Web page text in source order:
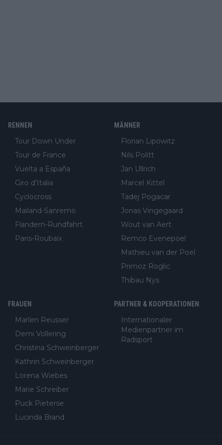
RENNEN
Tour Down Under
Tour de France
Vuelta a España
Giro d'Italia
Cyclocross
Mailand-Sanremo
Flandern-Rundfahrt
Paris-Roubaix
MÄNNER
Florian Lipowitz
Nils Politt
Jan Ullrich
Marcel Kittel
Tadej Pogacar
Jonas Vingegaard
Wout van Aert
Remco Evenepoel
Mathieu van der Poel
Primoz Roglic
Thibau Nys
FRAUEN
Marlen Reusser
Demi Vollering
Christina Schweinberger
Kathrin Schweinberger
Lorena Wiebes
Marie Schreiber
Puck Pieterse
Lucinda Brand
PARTNER & KOOPERATIONEN
Internationaler
Medienpartner im
Radsport